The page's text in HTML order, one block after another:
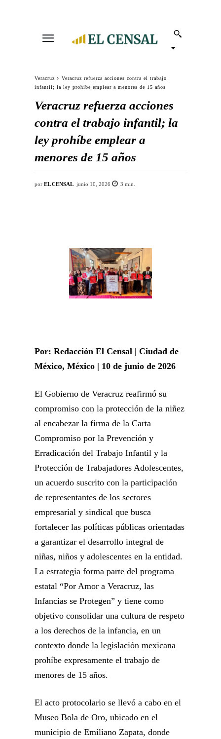
Veracruz
Veracruz refuerza acciones contra el trabajo
infantil; la ley prohíbe emplear a menores de 15 años
Veracruz refuerza acciones
contra el trabajo infantil; la
ley prohíbe emplear a
menores de 15 años
por EL CENSAL junio 10, 2026 3 min.
Por: Redacción El Censal | Ciudad de
México, México | 10 de junio de 2026
El Gobierno de Veracruz reafirmó su
compromiso con la protección de la niñez
al encabezar la firma de la Carta
Compromiso por la Prevención y
Erradicación del Trabajo Infantil y la
Protección de Trabajadores Adolescentes,
un acuerdo suscrito con la participación
de representantes de los sectores
empresarial y sindical que busca
fortalecer las políticas públicas orientadas
a garantizar el desarrollo integral de
niñas, niños y adolescentes en la entidad.
La estrategia forma parte del programa
estatal “Por Amor a Veracruz, las
Infancias se Protegen” y tiene como
objetivo consolidar una cultura de respeto
a los derechos de la infancia, en un
contexto donde la legislación mexicana
prohíbe expresamente el trabajo de
menores de 15 años.
El acto protocolario se llevó a cabo en el
Museo Bola de Oro, ubicado en el
municipio de Emiliano Zapata, donde